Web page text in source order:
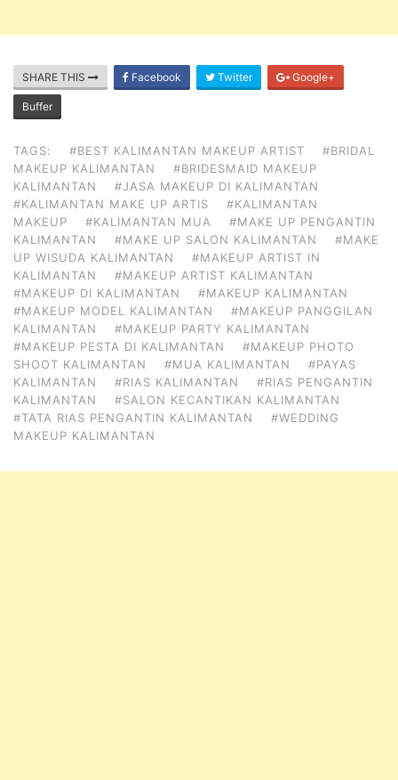
SHARE THIS Facebook Twitter Google+
Buffer
TAGS: #BEST KALIMANTAN MAKEUP ARTIST
#BRIDAL
MAKEUP KALIMANTAN
#BRIDESMAID MAKEUP
KALIMANTAN
#JASA MAKEUP DI KALIMANTAN
#KALIMANTAN MAKE UP ARTIS
#KALIMANTAN
MAKEUP
#KALIMANTAN MUA
#MAKE UP PENGANTIN
KALIMANTAN
#MAKE UP SALON KALIMANTAN
#MAKE
UP WISUDA KALIMANTAN
#MAKEUP ARTIST IN
KALIMANTAN
#MAKEUP ARTIST KALIMANTAN
#MAKEUP DI KALIMANTAN
#MAKEUP KALIMANTAN
#MAKEUP MODEL KALIMANTAN
#MAKEUP PANGGILAN
KALIMANTAN
#MAKEUP PARTY KALIMANTAN
#MAKEUP PESTA DI KALIMANTAN
#MAKEUP PHOTO
SHOOT KALIMANTAN
#MUA KALIMANTAN
#PAYAS
KALIMANTAN
#RIAS KALIMANTAN
#RIAS PENGANTIN
KALIMANTAN
#SALON KECANTIKAN KALIMANTAN
#TATA RIAS PENGANTIN KALIMANTAN
#WEDDING
MAKEUP KALIMANTAN